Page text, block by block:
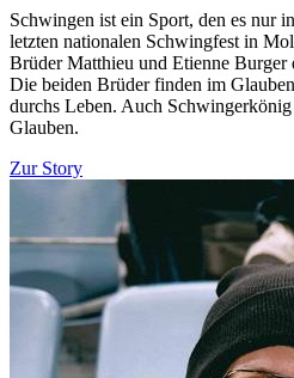
Schwingen ist ein Sport, den es nur
letzten nationalen Schwingfest in
Brüder Matthieu und Etienne Burger
Die beiden Brüder finden im
durchs Leben. Auch
Glauben.
Zur Story